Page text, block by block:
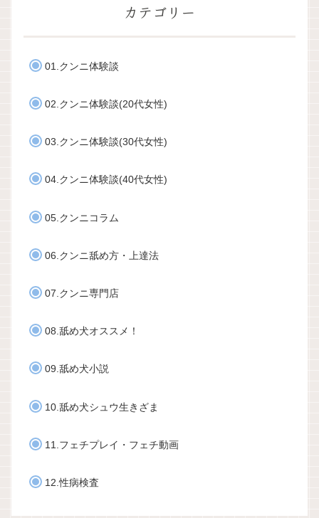
カテゴリー
01.クンニ体験談
02.クンニ体験談(20代女性)
03.クンニ体験談(30代女性)
04.クンニ体験談(40代女性)
05.クンニコラム
06.クンニ舐め方・上達法
07.クンニ専門店
08.舐め犬オススメ！
09.舐め犬小説
10.舐め犬シュウ生きざま
11.フェチプレイ・フェチ動画
12.性病検査